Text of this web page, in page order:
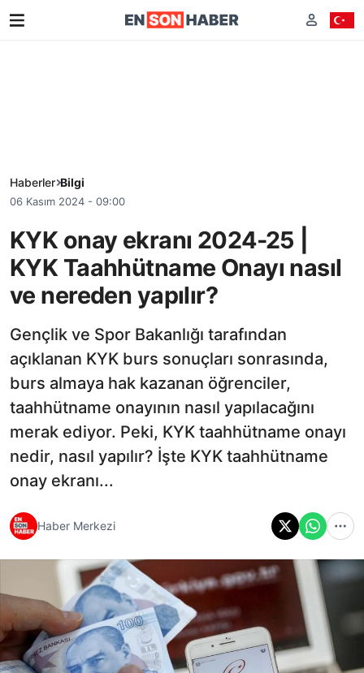
Haberler Bilgi
06 Kasım 2024 - 09:00
KYK onay ekranı 2024-25 |
KYK Taahhütname Onayı nasıl
ve nereden yapılır?
Gençlik ve Spor Bakanlığı tarafından
açıklanan KYK burs sonuçları sonrasında,
burs almaya hak kazanan öğrenciler,
taahhütname onayının nasıl yapılacağını
merak ediyor. Peki, KYK taahhütname onayı
nedir, nasıl yapılır? İşte KYK taahhütname
onay ekranı...
Haber Merkezi